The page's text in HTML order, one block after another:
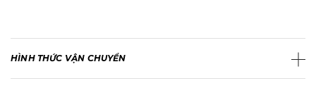
HÌNH THỨC VẬN CHUYỂN